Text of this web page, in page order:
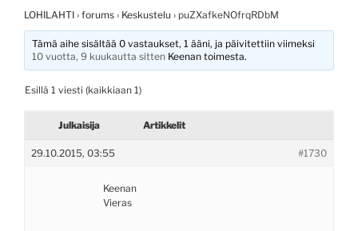
LOHILAHTI › forums › Keskustelu › puZXafkeNOfrqRDbM
Tämä aihe sisältää 0 vastaukset, 1 ääni, ja päivitettiin viimeksi
10 vuotta, 9 kuukautta sitten Keenan toimesta.
Esillä 1 viesti (kaikkiaan 1)
Julkaisija Artikkelit
29.10.2015, 03:55 #1730
Keenan
Vieras